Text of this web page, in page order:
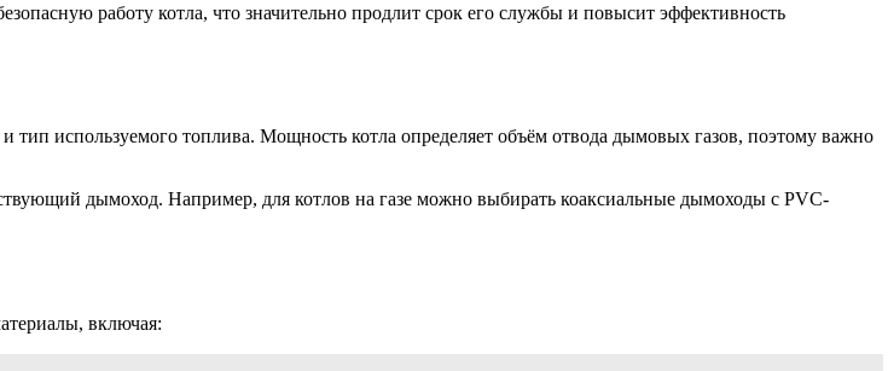
работу котла, что значительно продлит срок его службы и повысит эффективность
используемого топлива. Мощность котла определяет объём отвода дымовых газов, поэтому важно
дымоход. Например, для котлов на газе можно выбирать коаксиальные дымоходы с PVC-
включая: